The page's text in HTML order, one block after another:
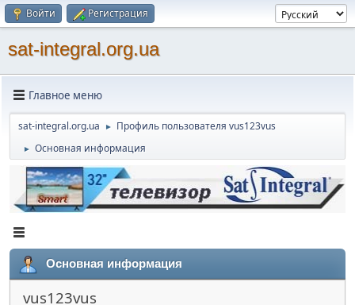
Войти Регистрация
sat-integral.org.ua
Главное меню
sat-integral.org.ua ► Профиль пользователя vus123vus
► Основная информация
Основная информация
vus123vus